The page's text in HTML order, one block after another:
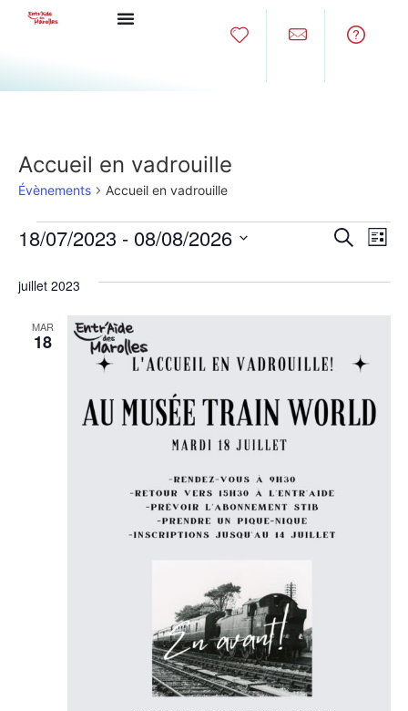
Accueil en vadrouille
Évènements Accueil en vadrouille
et
vues
Recherche
Liste
18/07/2023 - 08/08/2026
date.
juillet 2023
MAR
18